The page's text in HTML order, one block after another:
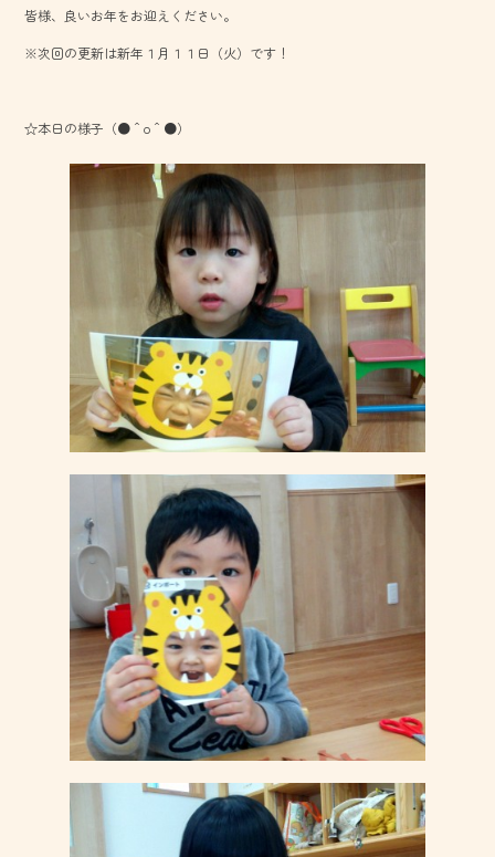
皆様、良いお年をお迎えください。
※次回の更新は新年１月１１日（火）です！
☆本日の様子（●＾o＾●）